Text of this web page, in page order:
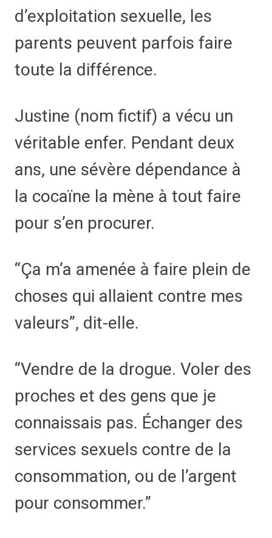
d’exploitation sexuelle, les
parents peuvent parfois faire
toute la différence.
Justine (nom fictif) a vécu un
véritable enfer. Pendant deux
ans, une sévère dépendance à
la cocaïne la mène à tout faire
pour s’en procurer.
Ça m’a amenée à faire plein de
choses qui allaient contre mes
valeurs , dit-elle.
Vendre de la drogue. Voler des
proches et des gens que je
connaissais pas. Échanger des
services sexuels contre de la
consommation, ou de l’argent
pour consommer.